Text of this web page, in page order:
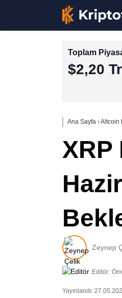
Toplam
$2,20
Ana Sayfa ›Altcoin
XRP
Zeynep
Editör:
Yayınlandı: